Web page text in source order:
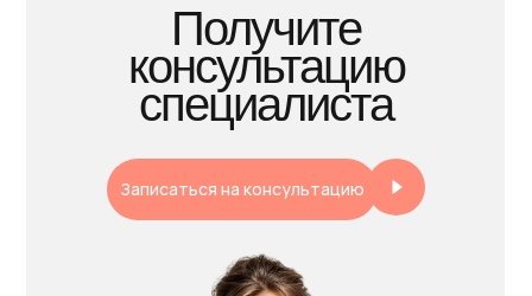
Получите
консультацию
специалиста
Записаться на консультацию